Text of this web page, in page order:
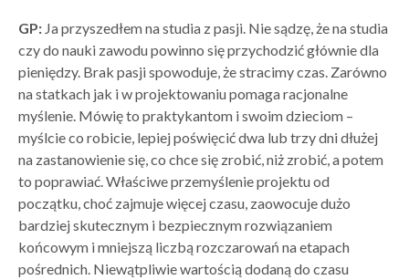
GP: Ja przyszedłem na studia z pasji. Nie sądzę, że na studia
czy do nauki zawodu powinno się przychodzić głównie dla
pieniędzy. Brak pasji spowoduje, że stracimy czas. Zarówno
na statkach jak i w projektowaniu pomaga racjonalne
myślenie. Mówię to praktykantom i swoim dzieciom –
myślcie co robicie, lepiej poświęcić dwa lub trzy dni dłużej
na zastanowienie się, co chce się zrobić, niż zrobić, a potem
to poprawiać. Właściwe przemyślenie projektu od
początku, choć zajmuje więcej czasu, zaowocuje dużo
bardziej skutecznym i bezpiecznym rozwiązaniem
końcowym i mniejszą liczbą rozczarowań na etapach
pośrednich. Niewątpliwie wartością dodaną do czasu